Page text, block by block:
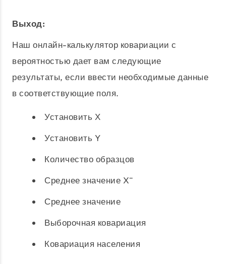
Выход:
Наш онлайн-калькулятор ковариации с
вероятностью дает вам следующие
результаты, если ввести необходимые данные
в соответствующие поля.
Установить Х
Установить Y
Количество образцов
Среднее значение X̄
Среднее значение
Выборочная ковариация
Ковариация населения